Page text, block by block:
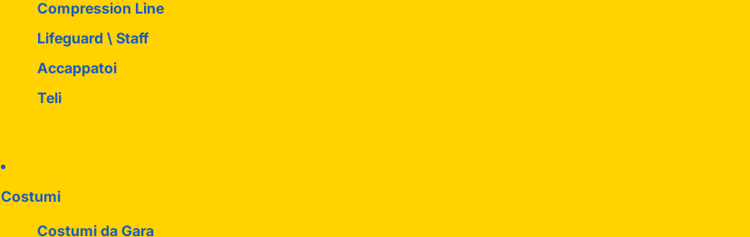
Compression Line
Lifeguard \ Staff
Accappatoi
Teli
Costumi
Costumi da Gara